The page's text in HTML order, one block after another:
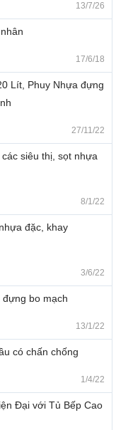
13/7/26
17/6/18
Lít, Phuy Nhựa đựng
27/11/22
siêu thị, sọt nhựa
8/1/22
đặc, khay
3/6/22
bo mạch
13/1/22
có chấn chống
1/4/22
Đại với Tủ Bếp Cao